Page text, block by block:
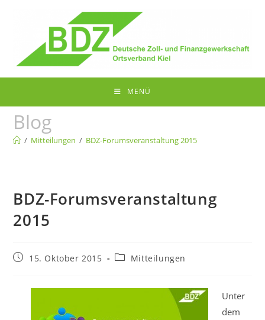
MENÜ
Blog
/ Mitteilungen / BDZ-Forumsveranstaltung 2015
BDZ-Forumsveranstaltung
2015
Beitrag15. Oktober 2015
Beitrags-
Mitteilungen
Unter
dem